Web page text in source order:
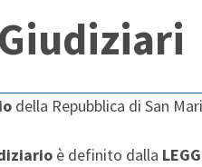
della Repubblica di San
è definito dalla